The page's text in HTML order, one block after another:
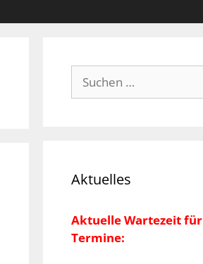
Suchen
nach:
Aktuelles
Aktuelle Wartezeit für
Termine: